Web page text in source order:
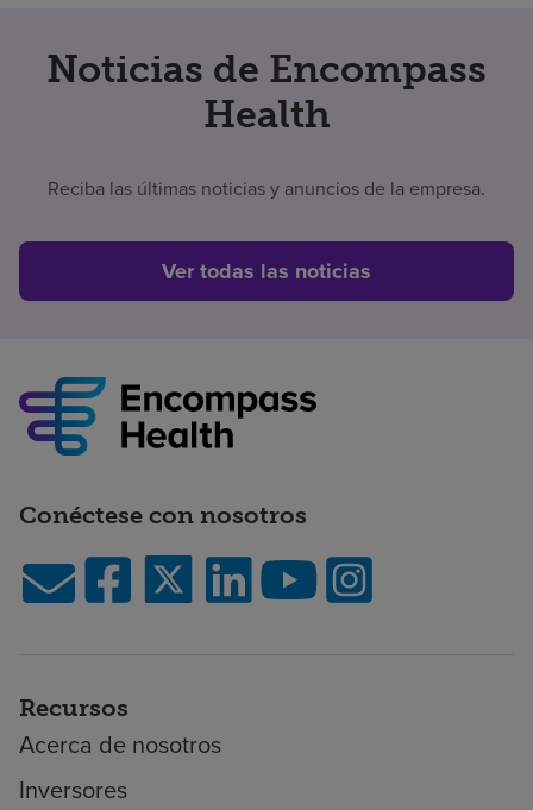
Noticias de Encompass
Health
Reciba las últimas noticias y anuncios de la empresa.
Ver todas las noticias
Conéctese con nosotros
Recursos
Acerca de nosotros
Inversores